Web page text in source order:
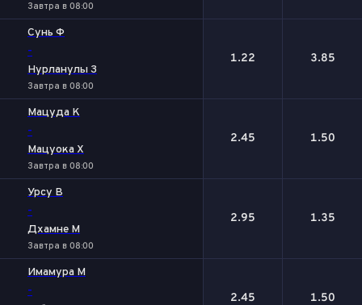
Завтра в 08:00
Сунь Ф
-
Нурланулы З
Завтра в 08:00
1.22 3.85
Мацуда К
-
Мацуока Х
Завтра в 08:00
2.45 1.50
Урсу В
-
Дхамне М
Завтра в 08:00
2.95 1.35
Имамура М
- 2.45 1.50